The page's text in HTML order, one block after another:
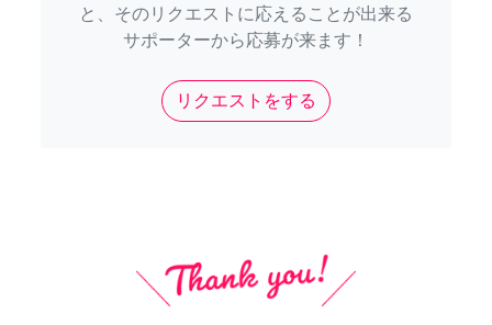
と、そのリクエストに応えることが出来る
サポーターから応募が来ます！
リクエストをする